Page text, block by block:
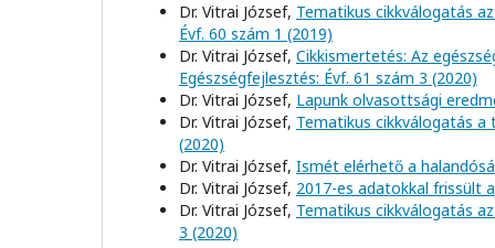
Dr. Vitrai József, Tematikus cikkválogatás
Évf. 60 szám 1 (2019)
Dr. Vitrai József, Cikkismertetés: Az
Egészségfejlesztés: Évf. 61 szám 3 (2020)
Dr. Vitrai József, Lapunk olvasottsági
Dr. Vitrai József, Tematikus cikkválogatás
(2020)
Dr. Vitrai József, Ismét elérhető a
Dr. Vitrai József, 2017-es adatokkal frissült
Dr. Vitrai József, Tematikus cikkválogatás
3 (2020)